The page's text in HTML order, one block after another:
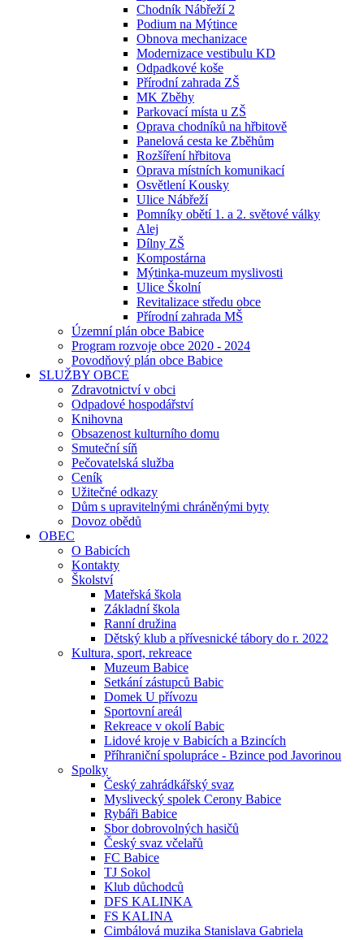
Chodník Nábřeží 2
Podium na Mýtince
Obnova mechanizace
Modernizace vestibulu KD
Odpadkové koše
Přírodní zahrada ZŠ
MK Zběhy
Parkovací místa u ZŠ
Oprava chodníků na hřbitově
Panelová cesta ke Zběhům
Rozšíření hřbitova
Oprava místních komunikací
Osvětlení Kousky
Ulice Nábřeží
Pomníky obětí 1. a 2. světové války
Alej
Dílny ZŠ
Kompostárna
Mýtinka-muzeum myslivosti
Ulice Školní
Revitalizace středu obce
Přírodní zahrada MŠ
Územní plán obce Babice
Program rozvoje obce 2020 - 2024
Povodňový plán obce Babice
SLUŽBY OBCE
Zdravotnictví v obci
Odpadové hospodářství
Knihovna
Obsazenost kulturního domu
Smuteční síň
Pečovatelská služba
Ceník
Užitečné odkazy
Dům s upravitelnými chráněnými byty
Dovoz obědů
OBEC
O Babicích
Kontakty
Školství
Mateřská škola
Základní škola
Ranní družina
Dětský klub a přívesnické tábory do r. 2022
Kultura, sport, rekreace
Muzeum Babice
Setkání zástupců Babic
Domek U přívozu
Sportovní areál
Rekreace v okolí Babic
Lidové kroje v Babicích a Bzincích
Příhraniční spolupráce - Bzince pod Javorinou
Spolky
Český zahrádkářský svaz
Myslivecký spolek Cerony Babice
Rybáři Babice
Sbor dobrovolných hasičů
Český svaz včelařů
FC Babice
TJ Sokol
Klub důchodců
DFS KALINKA
FS KALINA
Cimbálová muzika Stanislava Gabriela